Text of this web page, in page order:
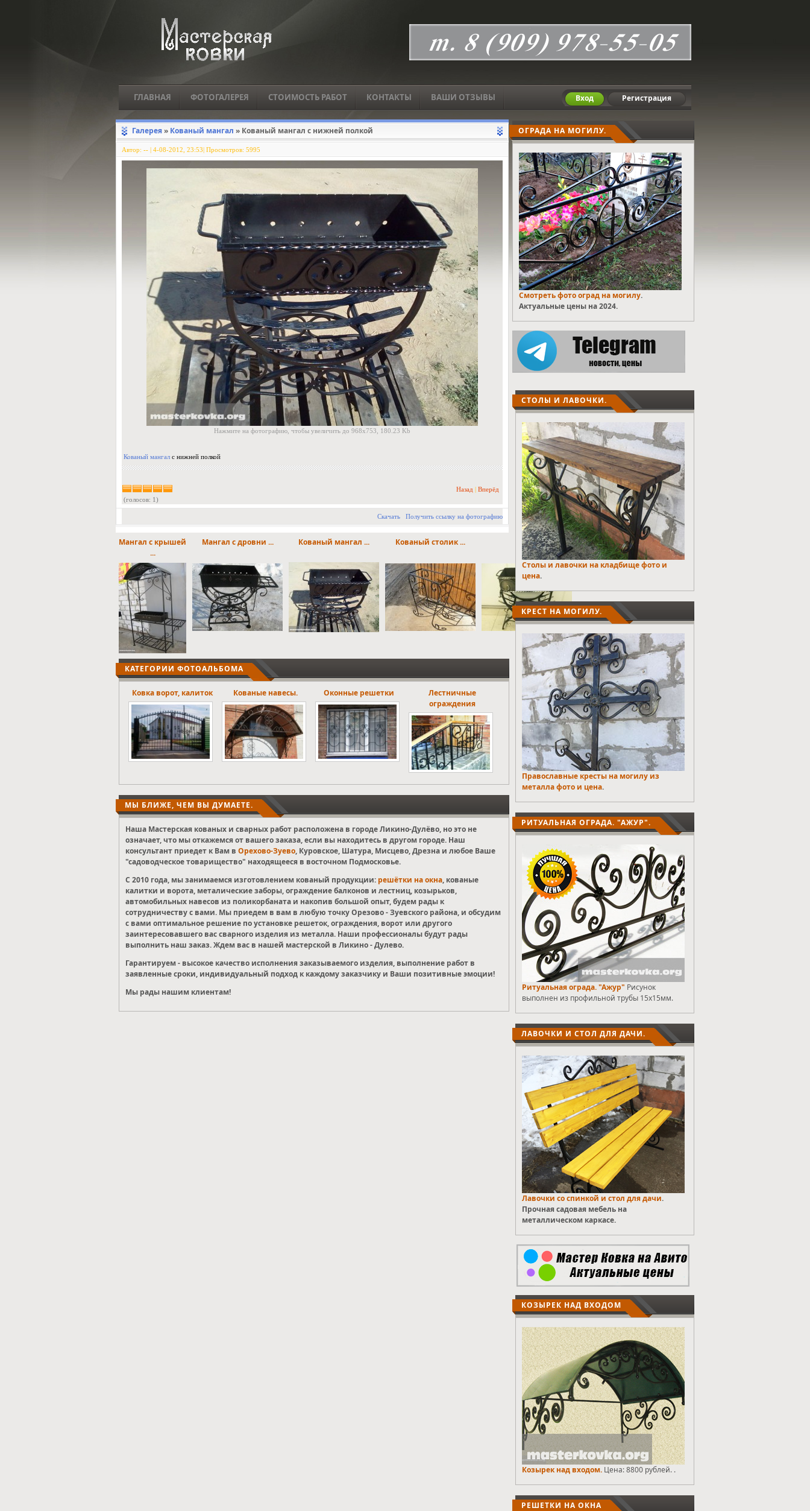
ГЛАВНАЯ ФОТОГАЛЕРЕЯ СТОИМОСТЬ РАБОТ КОНТАКТЫ ВАШИ ОТЗЫВЫ Вход Регистрация
Галерея» Кованый мангал » Кованый мангал с нижней полкой
Автор: -- | 4-08-2012, 23:53| Просмотров: 5995
Нажмите на фотографию, чтобы увеличить до 968x753, 180.23 Kb
Кованый мангал с нижней полкой
(голосов: 1)
Назад | Вперёд
Скачать Получить ссылку на фотографию
Мангал с крышей
...
Мангал с дровни ... Кованый мангал ... Кованый столик ... 005
КАТЕГОРИИ ФОТОАЛЬБОМА
Кованые навесы. Оконные решетки
Лестничные
ограждения
Ритуальные ограды
МЫ БЛИЖЕ, ЧЕМ ВЫ ДУМАЕТЕ.
Наша Мастерская кованых и сварных работ расположена в городе Ликино-Дулёво, но это не
означает, что мы откажемся от вашего заказа, если вы находитесь в другом городе. Наш
консультант приедет к Вам в Орехово-Зуево, Куровское, Шатура, Мисцево, Дрезна и любое Ваше
"садоводческое товарищество" находящееся в восточном Подмосковье.
С 2010 года, мы занимаемся изготовлением кованый продукции: решётки на окна, кованые
калитки и ворота, металические заборы, ограждение балконов и лестниц, козырьков,
автомобильных навесов из поликорбаната и накопив большой опыт, будем рады к
сотрудничеству с вами. Мы приедем в вам в любую точку Орезово - Зуевского района, и обсудим
с вами оптимальное решение по установке решеток, ограждения, ворот или другого
заинтересовавшего вас сварного изделия из металла. Наши профессионалы будут рады
выполнить наш заказ. Ждем вас в нашей мастерской в Ликино - Дулево.
Гарантируем - высокое качество исполнения заказываемого изделия, выполнение работ в
заявленные сроки, индивидуальный подход к каждому заказчику и Ваши позитивные эмоции!
Мы рады нашим клиентам!
ОГРАДА НА МОГИЛУ.
Смотреть фото оград на могилу.
Актуальные цены на 2024.
СТОЛЫ И ЛАВОЧКИ.
Столы и лавочки на кладбище фото и
цена.
КРЕСТ НА МОГИЛУ.
Православные кресты на могилу из
металла фото и цена.
РИТУАЛЬНАЯ ОГРАДА. "АЖУР".
Ритуальная ограда. "Ажур" Рисунок
выполнен из профильной трубы 15х15мм.
ЛАВОЧКИ И СТОЛ ДЛЯ ДАЧИ.
Лавочки со спинкой и стол для дачи.
Прочная садовая мебель на
металлическом каркасе.
КОЗЫРЕК НАД ВХОДОМ
Козырек над входом. Цена: 8800 рублей. .
РЕШЕТКИ НА ОКНА